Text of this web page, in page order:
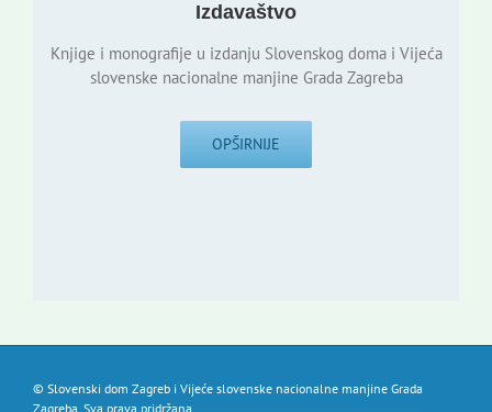
Izdavaštvo
Knjige i monografije u izdanju Slovenskog doma i Vijeća
slovenske nacionalne manjine Grada Zagreba
OPŠIRNIJE
© Slovenski dom Zagreb i Vijeće slovenske nacionalne manjine Grada
Zagreba. Sva prava pridržana.